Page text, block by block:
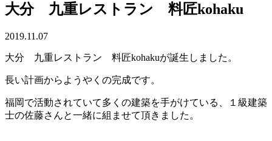
大分 九重レストラン 料匠kohaku
2019.11.07
大分 九重レストラン 料匠kohakuが誕生しました。
長い計画からようやくの完成です。
福岡で活動されていて多くの建築を手がけている、１級建築
士の佐藤さんと一緒に組ませて頂きました。